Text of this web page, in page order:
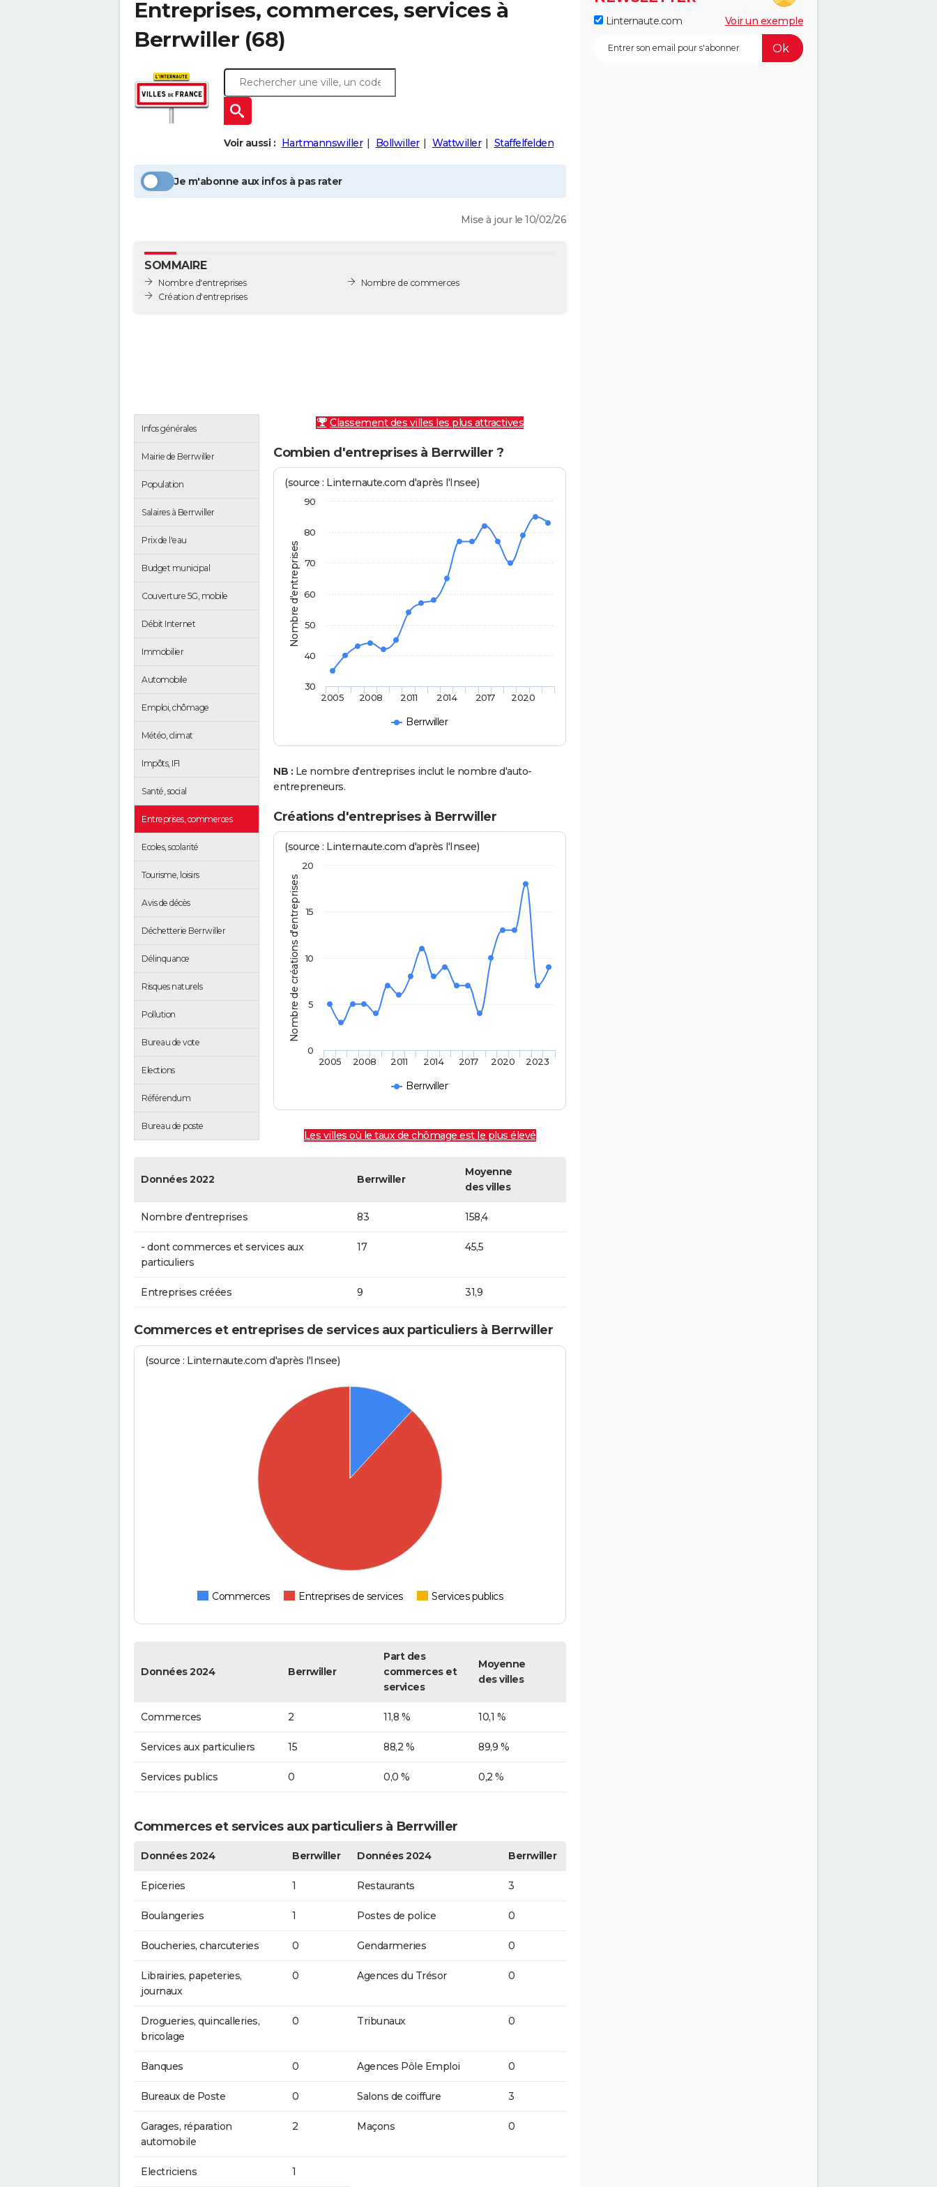
Entreprises, commerces, services à
Berrwiller (68)
Voir aussi : Hartmannswiller Bollwiller Wattwiller Staffelfelden
Je m'abonne aux infos à pas rater
Mise à jour le 10/02/26
SOMMAIRE
Nombre d'entreprises
Création d'entreprises
Nombre de commerces
Infos générales
Mairie de Berrwiller
Population
Salaires à Berrwiller
Prix de l'eau
Budget municipal
Couverture 5G, mobile
Débit Internet
Immobilier
Automobile
Emploi, chômage
Météo, climat
Impôts, IFI
Santé, social
Entreprises, commerces
Ecoles, scolarité
Tourisme, loisirs
Avis de décès
Déchetterie Berrwiller
Délinquance
Risques naturels
Pollution
Bureau de vote
Elections
Référendum
Bureau de poste
Classement des villes les plus attractives
Combien d'entreprises à Berrwiller ?
Nombre d'entreprises
(source : Linternaute.com d'après l'Insee)
Berrwiller
2005 2008 2011 2014 2017 2020
30
40
50
60
70
80
90
NB : Le nombre d'entreprises inclut le nombre d'auto-
entrepreneurs.
Créations d'entreprises à Berrwiller
Nombre de créations d'entreprises
(source : Linternaute.com d'après l'Insee)
Berrwiller
2005 2008 2011 2014 2017 2020 2023
0
5
10
15
20
Les villes où le taux de chômage est le plus élevé
Données 2022 Berrwiller
Moyenne
des villes
Nombre d'entreprises 83 158,4
- dont commerces et services aux
particuliers
17 45,5
Entreprises créées 9 31,9
Commerces et entreprises de services aux particuliers à Berrwiller
(source : Linternaute.com d'après l'Insee)
Commerces Entreprises de services Services publics
Données 2024 Berrwiller
Part des
commerces et
services
Moyenne
des villes
Commerces 2 11,8 % 10,1 %
Services aux particuliers 15 88,2 % 89,9 %
Services publics 0 0,0 % 0,2 %
Commerces et services aux particuliers à Berrwiller
Données 2024 Berrwiller Données 2024 Berrwiller
Epiceries 1 Restaurants 3
Boulangeries 1 Postes de police 0
Boucheries, charcuteries 0 Gendarmeries 0
Librairies, papeteries,
journaux
0 Agences du Trésor 0
Drogueries, quincalleries,
bricolage
0 Tribunaux 0
Banques 0 Agences Pôle Emploi 0
Bureaux de Poste 0 Salons de coiffure 3
Garages, réparation
automobile
2 Maçons 0
Electriciens 1
Linternaute.com Voir un exemple